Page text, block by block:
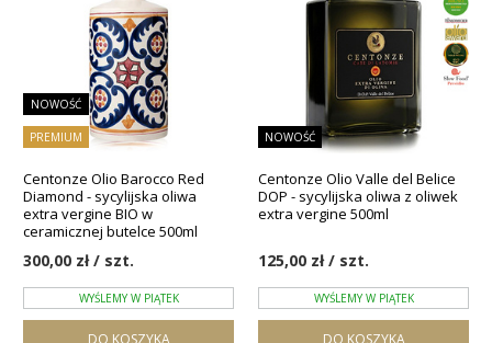
NOWOŚĆ
PREMIUM
Centonze Olio Barocco Red
Diamond - sycylijska oliwa
extra vergine BIO w
ceramicznej butelce 500ml
300,00 zł / szt.
WYŚLEMY W PIĄTEK
DO KOSZYKA
NOWOŚĆ
Centonze Olio Valle del Belice
DOP - sycylijska oliwa z oliwek
extra vergine 500ml
125,00 zł / szt.
WYŚLEMY W PIĄTEK
DO KOSZYKA